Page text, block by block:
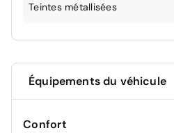
Teintes métallisées
Équipements du véhicule
Confort